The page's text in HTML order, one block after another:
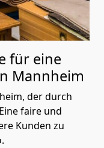
für eine
Mannheim
der durch
faire und
Kunden zu